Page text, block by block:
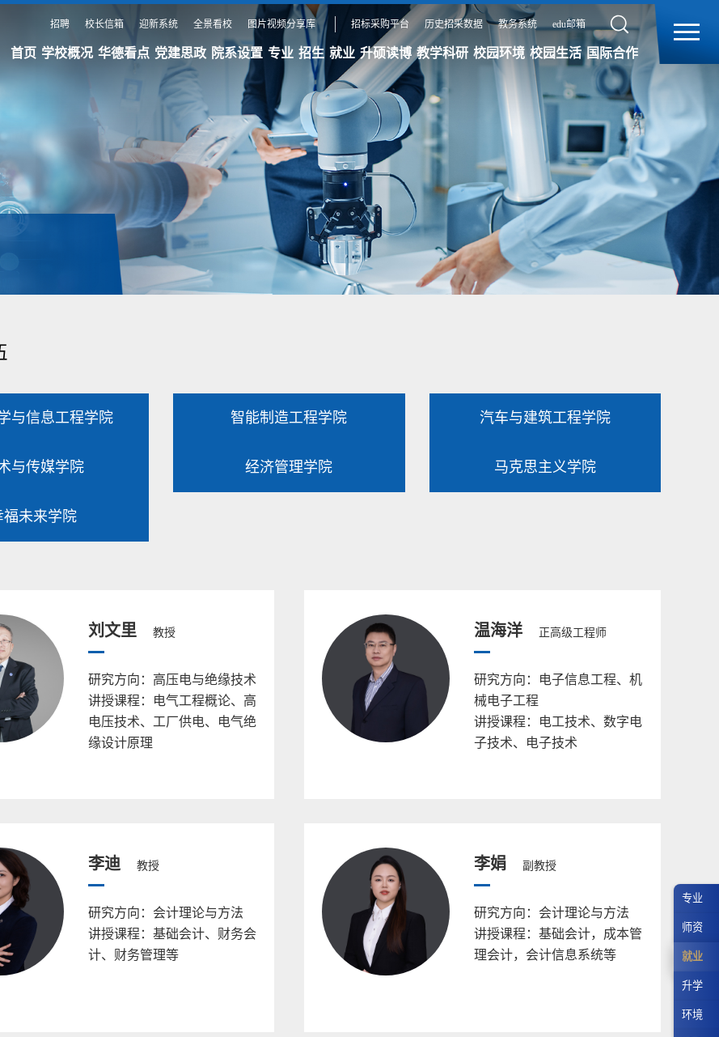
招聘 校长信箱 迎新系统 全景看校 图片视频分享库 招标采购平台 历史招采数据 教务系统 edu邮箱
首页 学校概况 华德看点 党建思政 院系设置 专业 招生 就业 升硕读博 教学科研 校园环境 校园生活 国际合作
与信息工程学院 智能制造工程学院 汽车与建筑工程学院
与传媒学院 经济管理学院 马克思主义学院
福未来学院
刘文里 教授
研究方向：高压电与绝缘技术
讲授课程：电气工程概论、高
电压技术、工厂供电、电气绝
缘设计原理
温海洋 正高级工程师
研究方向：电子信息工程、机
械电子工程
讲授课程：电工技术、数字电
子技术、电子技术
李迪 教授
研究方向：会计理论与方法
讲授课程：基础会计、财务会
计、财务管理等
李娟 副教授
研究方向：会计理论与方法
讲授课程：基础会计，成本管
理会计，会计信息系统等
专业
师资
就业
升学
环境